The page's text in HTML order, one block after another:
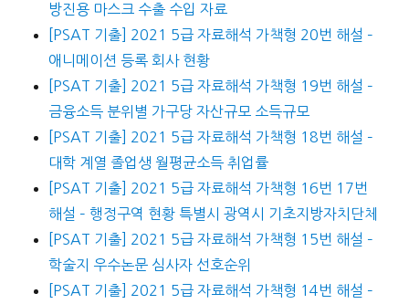
방진용 마스크 수출 수입 자료
[PSAT 기출] 2021 5급 자료해석 가책형 20번 해설 –
애니메이션 등록 회사 현황
[PSAT 기출] 2021 5급 자료해석 가책형 19번 해설 –
금융소득 분위별 가구당 자산규모 소득규모
[PSAT 기출] 2021 5급 자료해석 가책형 18번 해설 –
대학 계열 졸업생 월평균소득 취업률
[PSAT 기출] 2021 5급 자료해석 가책형 16번 17번
해설 – 행정구역 현황 특별시 광역시 기초지방자치단체
[PSAT 기출] 2021 5급 자료해석 가책형 15번 해설 –
학술지 우수논문 심사자 선호순위
[PSAT 기출] 2021 5급 자료해석 가책형 14번 해설 –